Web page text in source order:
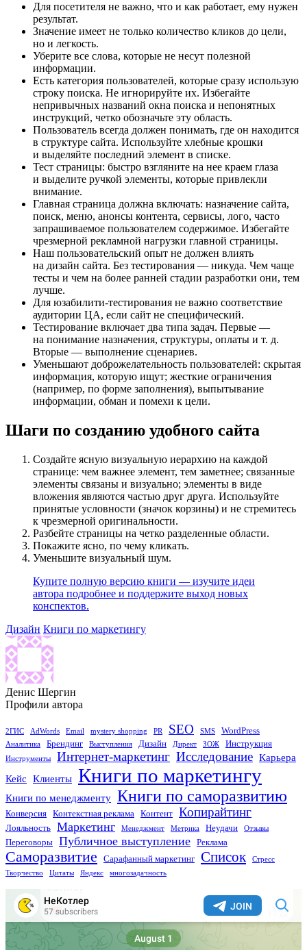
Для посетителя не важно, что и как работает, ему нужен
результат.
Значение имеет не только количество кликов до цели,
но и легкость.
Уберите все слова, которые не несут полезной
информации.
Есть категория пользователей, которые сразу использую
строку поиска. Не игнорируйте их. Избегайте
непривычных названий окна поиска и непонятных
инструкций, четко обозначьте эту область.
Пользователь всегда должен понимать, где он находится
в структуре сайта. Используйте хлебные крошки
и выделяйте последний элемент в списке.
Тест страницы: быстро взгляните на нее краем глаза
и выделите ручкой элементы, которые привлекли
внимание.
Главная страница должна включать: назначение сайта,
поиск, меню, анонсы контента, сервисы, лого, часто
запрашиваемое пользователем содержимое. Избегайте
чрезмерной рекламной нагрузки главной страницы.
Наш пользовательский опыт не должен влиять
на дизайн сайта. Без тестирования — никуда. Чем чаще
тесты и чем на более ранней стадии разработки они, тем
лучше.
Для юзабилити-тестирования не важно соответствие
аудитории ЦА, если сайт не специфический.
Тестирование включает два типа задач. Первые —
на понимание назначения, структуры, оплаты и т. д.
Вторые — выполнение сценариев.
Уменьшают доброжелательность пользователей: скрытая
информация, которую ищут; жесткие ограничения
(например, по форме заполнения), выпытывание
информации, обман и помехи к цели.
Шаги по созданию удобного сайта
Создайте ясную визуальную иерархию на каждой
странице: чем важнее элемент, тем заметнее; связанные
элементы связаны и визуально; элементы в виде
вложения являются частью друг друга. Используйте
принятые условности (значок корзины) и не стремитесь
к чрезмерной оригинальности.
Разбейте страницы на четко разделенные области.
Покажите ясно, по чему кликать.
Уменьшите визуальный шум.
Купите полную версию книги — изучите идеи
автора подробнее и поддержите выход новых
конспектов.
Дизайн Книги по маркетингу
Денис Шергин
Профили автора
2ГИС AdWords Email mystery shopping PR SEO SMS WordPress
Аналитика Брендинг Выступления Дизайн Директ ЗОЖ Инструкция
Инструменты Интернет-маркетинг Исследование Карьера
Кейс
Клиенты Книги по маркетингу
Книги по менеджменту Книги по саморазвитию
Конверсия Контекстная реклама Контент Копирайтинг
Лояльность Маркетинг Менеджмент Метрика Неудачи Отзывы
Переговоры Публичное выступление Реклама
Саморазвитие Сарафанный маркетинг Список
Стресс
Творчество
Цитаты Яндекс многозадачность